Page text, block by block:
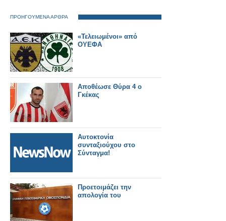
ΠΡΟΗΓΟΥΜΕΝΑ ΑΡΘΡΑ
«Τελειωμένοι» από
ΟΥΕΦΑ
Αποθέωσε Θύρα 4 ο
Γκέκας
Αυτοκτονία
συνταξιούχου στο
Σύνταγμα!
Προετοιμάζει την
απολογία του